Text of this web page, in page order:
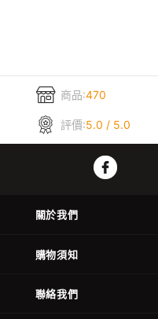
商品:470
評價:5.0 / 5.0
關於我們
購物須知
聯絡我們